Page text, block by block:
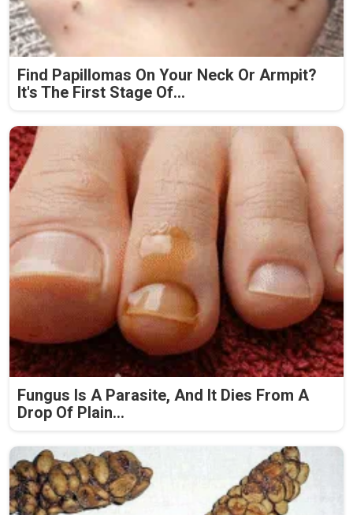
Find Papillomas On Your Neck Or Armpit?
It's The First Stage Of...
Fungus Is A Parasite, And It Dies From A
Drop Of Plain...